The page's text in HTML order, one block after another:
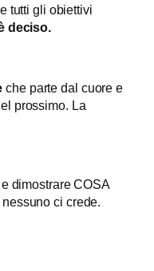
tutti gli obiettivi
deciso.
che parte dal cuore e
prossimo. La
dimostrare COSA
ci crede.